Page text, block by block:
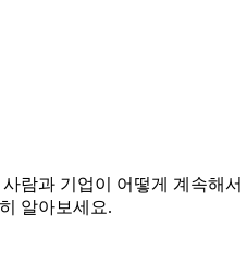
람과 기업이 어떻게 계속해서
알아보세요.